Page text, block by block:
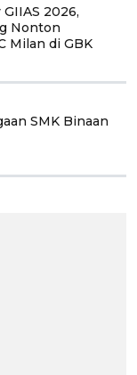
2026,
Nonton
Milan di GBK
SMK Binaan